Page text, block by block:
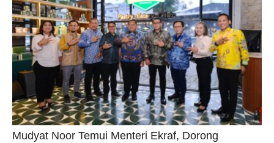
Mudyat Noor Temui Menteri Ekraf, Dorong